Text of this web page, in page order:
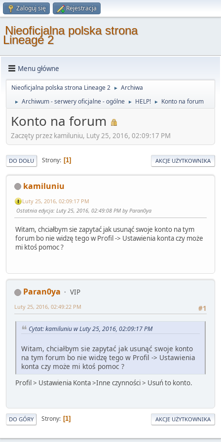
Zaloguj się Rejestracja
Nieoficjalna polska strona
Lineage 2
Menu główne
Nieoficjalna polska strona Lineage 2 ► Archiwa
► Archiwum - serwery oficjalne - ogólne ► HELP! ► Konto na forum
Konto na forum
Zaczęty przez kamiluniu, Luty 25, 2016, 02:09:17 PM
DO DOŁU Strony 1 AKCJE UŻYTKOWNIKA
kamiluniu
Luty 25, 2016, 02:09:17 PM
Ostatnia edycja: Luty 25, 2016, 02:49:08 PM by Paran0ya
Witam, chciałbym sie zapytać jak usunąć swoje konto na tym
forum bo nie widzę tego w Profil -> Ustawienia konta czy może
mi ktoś pomoc ?
Paran0ya
VIP
#1
Luty 25, 2016, 02:49:22 PM
Cytat: kamiluniu w Luty 25, 2016, 02:09:17 PM
Witam, chciałbym sie zapytać jak usunąć swoje konto
na tym forum bo nie widzę tego w Profil -> Ustawienia
konta czy może mi ktoś pomoc ?
Profil > Ustawienia Konta >Inne czynności > Usuń to konto.
DO GÓRY Strony 1 AKCJE UŻYTKOWNIKA